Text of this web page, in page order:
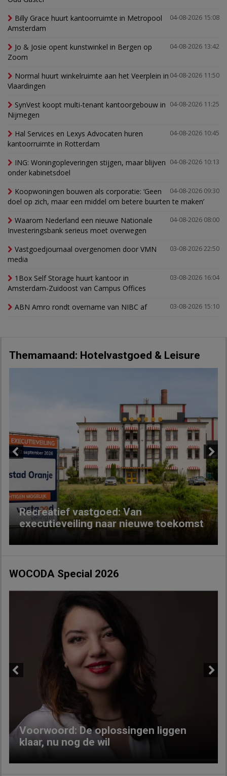
04-08-2026 15:08
Billy Grace huurt kantoorruimte in Metropool
Amsterdam
04-08-2026 13:42
Jo & Josie opent kunstwinkel in Bergen op
Zoom
04-08-2026 11:50
Normal huurt winkelruimte aan het Veerplein in
Vlaardingen
04-08-2026 11:25
SynVest koopt multi-tenant kantoorgebouw in
Nijmegen
04-08-2026 10:45
Hal Services en Lexys Advocaten huren
kantoorruimte in Rotterdam
04-08-2026 10:13
ING: Woningopleveringen stijgen, maar blijven
onder kabinetsdoel
04-08-2026 09:30
Koopwoningen bouwen als corporatie: ‘Geen
doel op zich, maar een middel om betere buurten te maken’
04-08-2026 08:00
Waarom Nederland een nieuwe Nationale
Investeringsbank serieus moet overwegen
03-08-2026 22:50
Vastgoedjournaal overgenomen door VMN
media
03-08-2026 16:04
1Box Self Storage huurt kantoor in
Amsterdam-Zuidoost van Campus Offices
03-08-2026 15:10
ABN Amro rondt overname van NIBC af
Themamaand: Hotelvastgoed & Leisure
Recreatief vastgoed: Van
executieveiling naar nieuwe toekomst
Next
WOCODA Special 2026
Voorwoord: De oplossingen liggen
klaar, nu nog de wil